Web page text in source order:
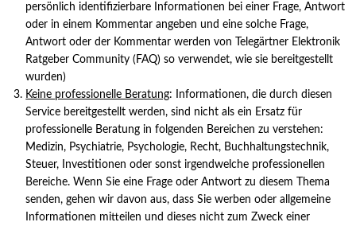
persönlich identifizierbare Informationen bei einer Frage, Antwort
oder in einem Kommentar angeben und eine solche Frage,
Antwort oder der Kommentar werden von Telegärtner Elektronik
Ratgeber Community (FAQ) so verwendet, wie sie bereitgestellt
wurden)
Keine professionelle Beratung: Informationen, die durch diesen
Service bereitgestellt werden, sind nicht als ein Ersatz für
professionelle Beratung in folgenden Bereichen zu verstehen:
Medizin, Psychiatrie, Psychologie, Recht, Buchhaltungstechnik,
Steuer, Investitionen oder sonst irgendwelche professionellen
Bereiche. Wenn Sie eine Frage oder Antwort zu diesem Thema
senden, gehen wir davon aus, dass Sie werben oder allgemeine
Informationen mitteilen und dieses nicht zum Zweck einer